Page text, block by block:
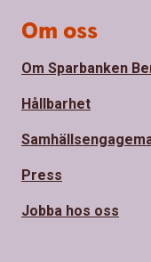
Om oss
Om Sparbanken
Hållbarhet
Press
Jobba hos oss